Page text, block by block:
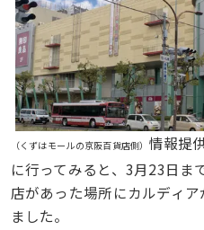
（くずはモールの京阪百貨店側） 情報提
に行ってみると、3月23日ま
店があった場所にカルディ
ました。